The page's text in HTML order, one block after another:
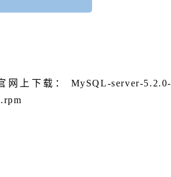
上下载： MySQL-server-5.2.0-